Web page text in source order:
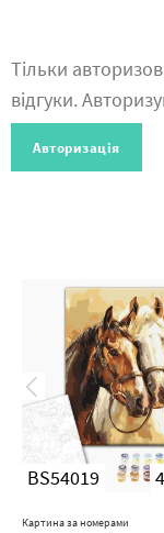
Тільки
відгуки.
Авторизація
BS54019
Картина за номерами